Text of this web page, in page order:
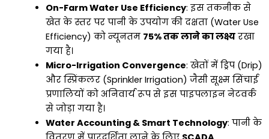
On-Farm Water Use Efficiency: इस तकनीक से
खेत के स्तर पर पानी के उपयोग की दक्षता (Water Use
Efficiency) को न्यूनतम 75% तक लाने का लक्ष्यरखा
गया है।
Micro-Irrigation Convergence: खेतों में ड्रिप (Drip)
और स्प्रिंकलर (Sprinkler Irrigation) जैसी सूक्ष्म सिंचाई
प्रणालियों को अनिवार्य रूप से इस पाइपलाइन नेटवर्क
से जोड़ा गया है।
Water Accounting & Smart Technology: पानी के